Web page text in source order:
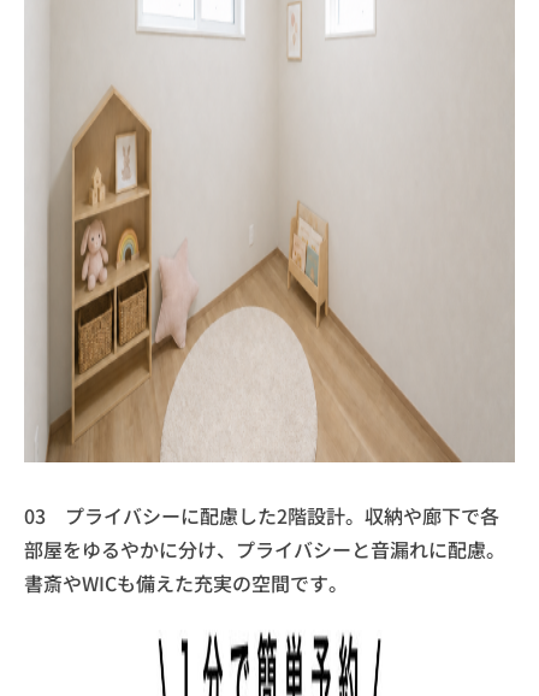
03 プライバシーに配慮した2階設計。収納や廊下で各
部屋をゆるやかに分け、プライバシーと音漏れに配慮。
書斎やWICも備えた充実の空間です。